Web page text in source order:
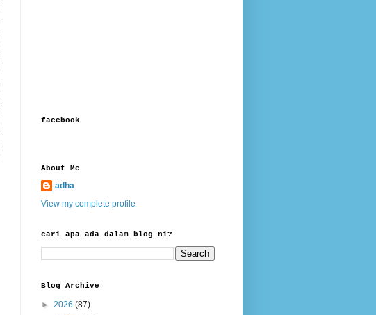
facebook
About Me
adha
View my complete profile
cari apa ada dalam blog ni?
Blog Archive
► 2026 (87)